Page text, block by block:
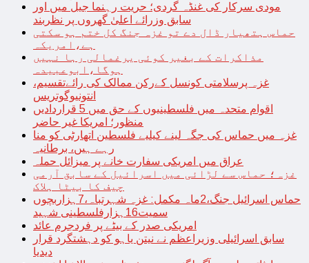
مودی سرکار کی غنڈہ گردی؛ حریت رہنما جیل میں اور
سابق وزرائے اعلیٰ گھروں پر نظربند
حماس ہتھیار ڈال دے تو غزہ جنگ کل ختم ہو سکتی
ہے،امریکہ
مذاکرات کے بغیر کوئی یرغمالی رہا نہیں
ہوگا،ابوعبیدہ
غزہ پرسلامتی کونسل کےرکن ممالک کی رائےتقسیم،
انتونیوگوتریس
اقوام متحدہ میں فلسطینیوں کے حق میں 5 قراردادیں
منظور؛ امریکا غیر حاضر
غزہ میں حماس کی جگہ لینے کیلیے فلسطین اتھارٹی کو منا
رہے ہیں، برطانیہ
عراق میں امریکی سفارت خانے پر میزائل حملہ
غزہ؛ حماس سے لڑائی میں اسرائیل کے سابق آرمی
چیف کا بیٹا ہلاک
حماس اسرائیل جنگ،2ماہ مکمل: غزہ شہرتباہ،7ہزاربچوں
سمیت16ہزارفلسطینی شہید
امریکی صدر کے بیٹے پر فردجرم عائد
سابق اسرائیلی وزیراعظم نے نیتن یاہو کو دہشتگرد قرار
دیدیا